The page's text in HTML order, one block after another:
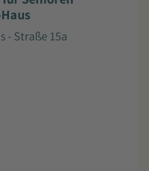
- Straße 15a